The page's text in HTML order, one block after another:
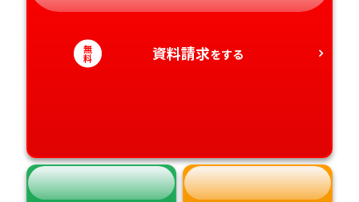
静岡県
愛知県
和歌山県
徳島県
香川県
大分県
宮崎県
無
料 資料請求をする